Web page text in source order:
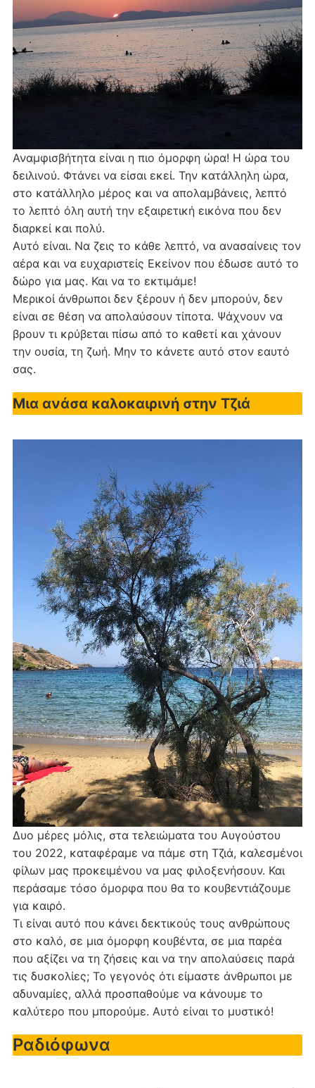
Αναμφισβήτητα είναι η πιο όμορφη ώρα! Η ώρα του
δειλινού. Φτάνει να είσαι εκεί. Την κατάλληλη ώρα,
στο κατάλληλο μέρος και να απολαμβάνεις, λεπτό
το λεπτό όλη αυτή την εξαιρετική εικόνα που δεν
διαρκεί και πολύ.
Αυτό είναι. Να ζεις το κάθε λεπτό, να ανασαίνεις τον
αέρα και να ευχαριστείς Εκείνον που έδωσε αυτό το
δώρο για μας. Και να το εκτιμάμε!
Μερικοί άνθρωποι δεν ξέρουν ή δεν μπορούν, δεν
είναι σε θέση να απολαύσουν τίποτα. Ψάχνουν να
βρουν τι κρύβεται πίσω από το καθετί και χάνουν
την ουσία, τη ζωή. Μην το κάνετε αυτό στον εαυτό
σας.
Μια ανάσα καλοκαιρινή στην Τζιά
Δυο μέρες μόλις, στα τελειώματα του Αυγούστου
του 2022, καταφέραμε να πάμε στη Τζιά, καλεσμένοι
φίλων μας προκειμένου να μας φιλοξενήσουν. Και
περάσαμε τόσο όμορφα που θα το κουβεντιάζουμε
για καιρό.
Τι είναι αυτό που κάνει δεκτικούς τους ανθρώπους
στο καλό, σε μια όμορφη κουβέντα, σε μια παρέα
που αξίζει να τη ζήσεις και να την απολαύσεις παρά
τις δυσκολίες; Το γεγονός ότι είμαστε άνθρωποι με
αδυναμίες, αλλά προσπαθούμε να κάνουμε το
καλύτερο που μπορούμε. Αυτό είναι το μυστικό!
Ραδιόφωνα